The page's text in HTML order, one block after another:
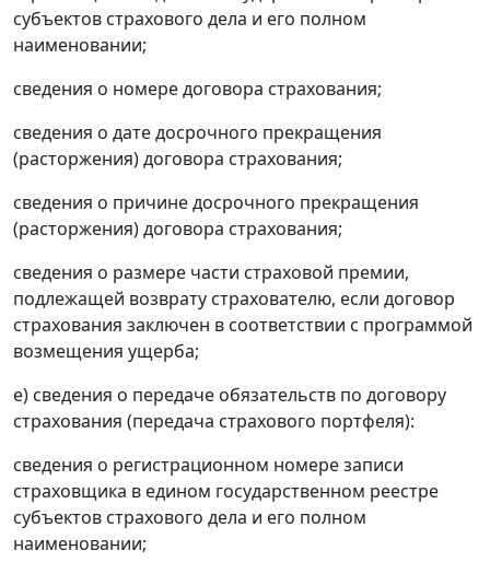
субъектов страхового дела и его полном
наименовании;
сведения о номере договора страхования;
сведения о дате досрочного прекращения
(расторжения) договора страхования;
сведения о причине досрочного прекращения
(расторжения) договора страхования;
сведения о размере части страховой премии,
подлежащей возврату страхователю, если договор
страхования заключен в соответствии с программой
возмещения ущерба;
е) сведения о передаче обязательств по договору
страхования (передача страхового портфеля):
сведения о регистрационном номере записи
страховщика в едином государственном реестре
субъектов страхового дела и его полном
наименовании;